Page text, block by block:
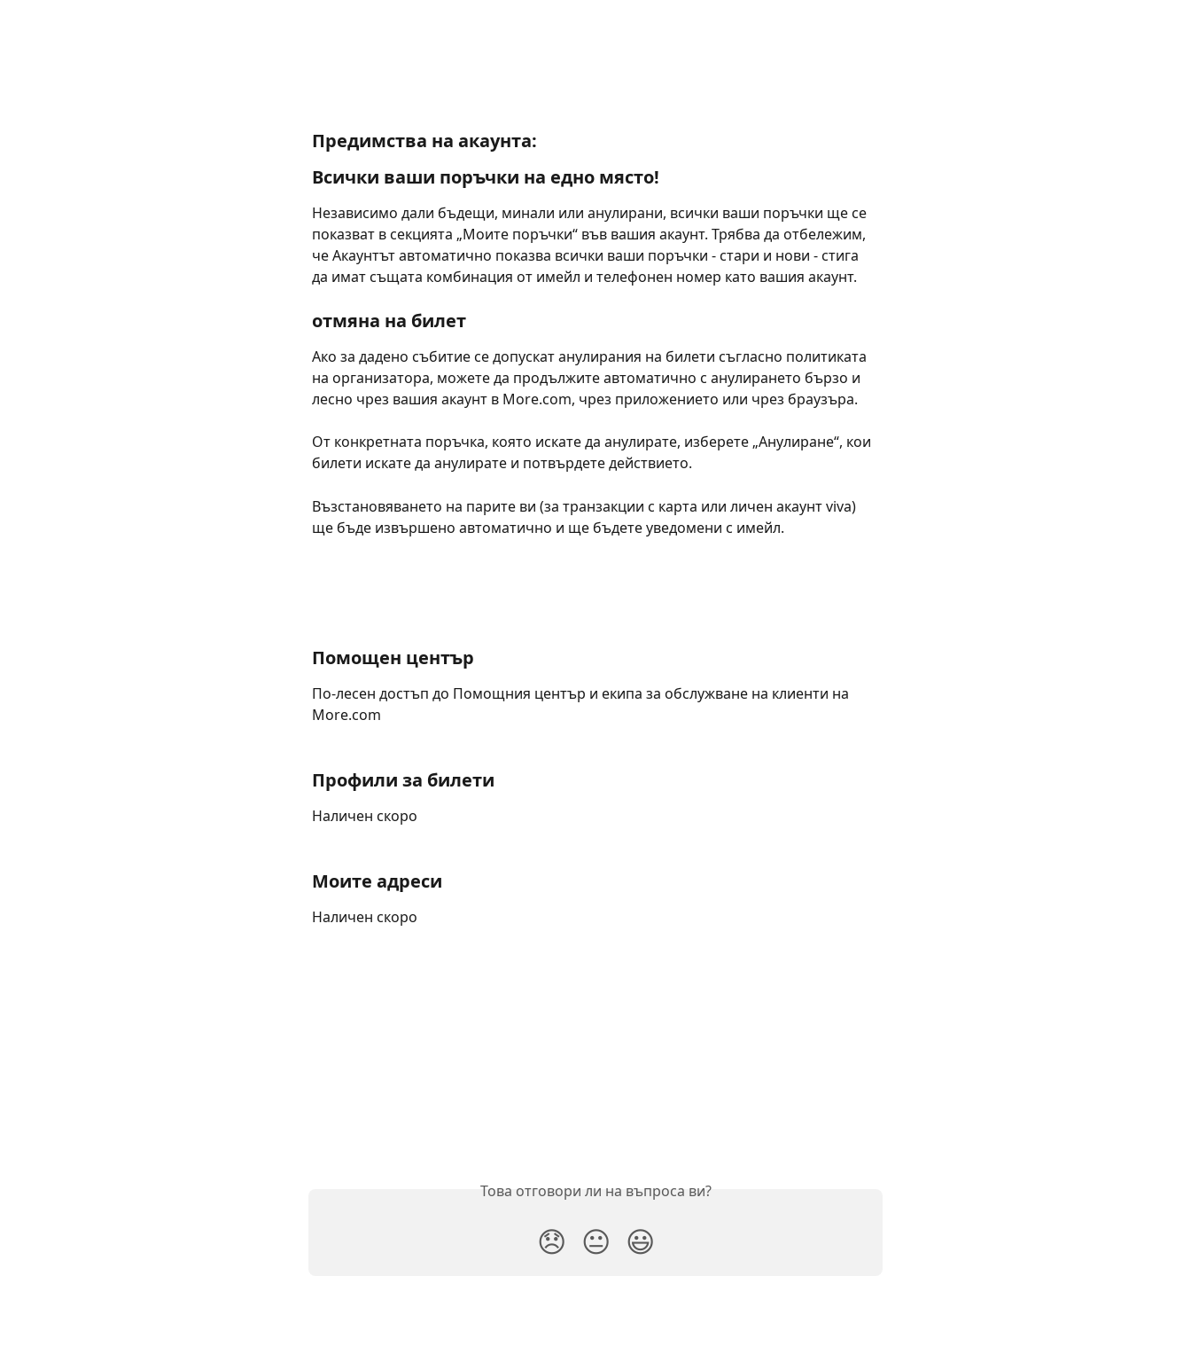
Предимства на акаунта:
Всички ваши поръчки на едно място!
Независимо дали бъдещи, минали или анулирани, всички ваши поръчки ще се
показват в секцията „Моите поръчки“ във вашия акаунт. Трябва да отбележим,
че Акаунтът автоматично показва всички ваши поръчки - стари и нови - стига
да имат същата комбинация от имейл и телефонен номер като вашия акаунт.
отмяна на билет
Ако за дадено събитие се допускат анулирания на билети съгласно политиката
на организатора, можете да продължите автоматично с анулирането бързо и
лесно чрез вашия акаунт в More.com, чрез приложението или чрез браузъра.
От конкретната поръчка, която искате да анулирате, изберете „Анулиране“, кои
билети искате да анулирате и потвърдете действието.
Възстановяването на парите ви (за транзакции с карта или личен акаунт viva)
ще бъде извършено автоматично и ще бъдете уведомени с имейл.
Помощен център
По-лесен достъп до Помощния център и екипа за обслужване на клиенти на
More.com
Профили за билети
Наличен скоро
Моите адреси
Наличен скоро
Това отговори ли на въпроса ви?
😞 😐 😃